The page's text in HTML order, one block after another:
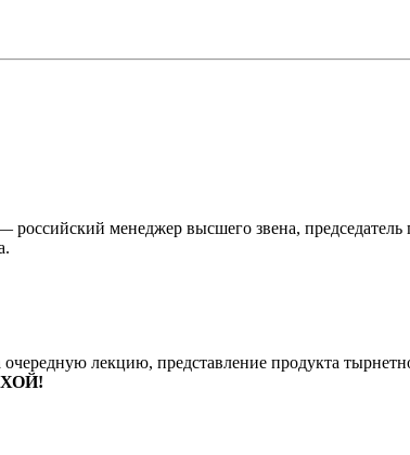
менеджер высшего звена,
очередную лекцию, представление продукта
ХОЙ!